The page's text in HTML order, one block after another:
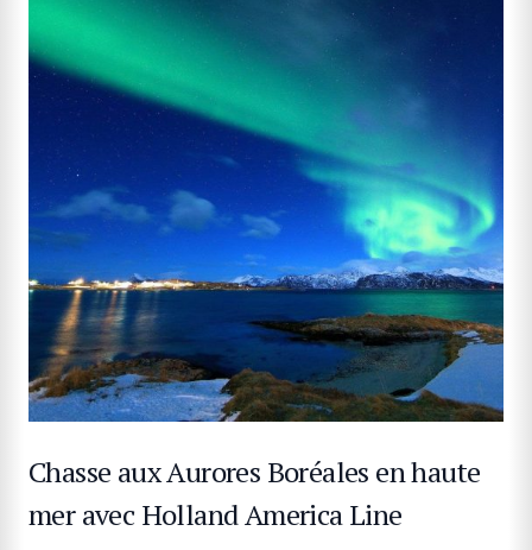
Chasse aux Aurores Boréales en haute
mer avec Holland America Line